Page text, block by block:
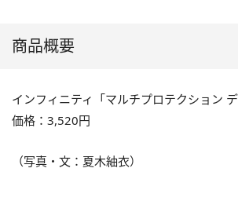
商品概要
インフィニティ「マルチプロテクション
価格：3,520円
（写真・文：夏木紬衣）